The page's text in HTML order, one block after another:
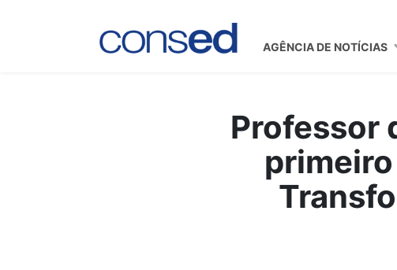
AGÊNCIA DE NOTÍCIAS
Professor